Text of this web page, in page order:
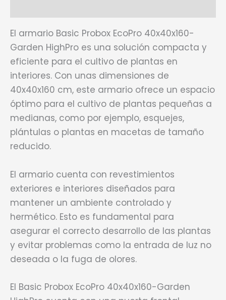
El armario Basic Probox EcoPro 40x40x160-
Garden HighPro es una solución compacta y
eficiente para el cultivo de plantas en
interiores. Con unas dimensiones de
40x40x160 cm, este armario ofrece un espacio
óptimo para el cultivo de plantas pequeñas a
medianas, como por ejemplo, esquejes,
plántulas o plantas en macetas de tamaño
reducido.
El armario cuenta con revestimientos
exteriores e interiores diseñados para
mantener un ambiente controlado y
hermético. Esto es fundamental para
asegurar el correcto desarrollo de las plantas
y evitar problemas como la entrada de luz no
deseada o la fuga de olores.
El Basic Probox EcoPro 40x40x160-Garden